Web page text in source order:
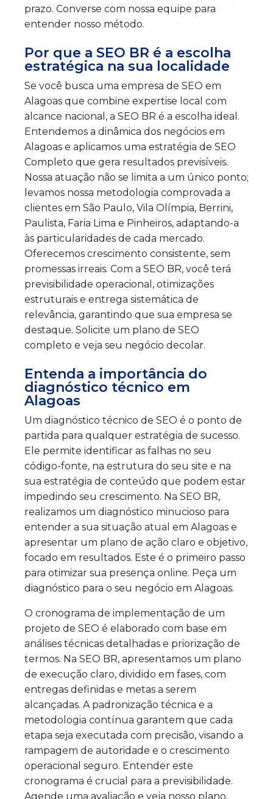
prazo. Converse com nossa equipe para
entender nosso método.
Por que a SEO BR é a escolha
estratégica na sua localidade
Se você busca uma empresa de SEO em
Alagoas que combine expertise local com
alcance nacional, a SEO BR é a escolha ideal.
Entendemos a dinâmica dos negócios em
Alagoas e aplicamos uma estratégia de SEO
Completo que gera resultados previsíveis.
Nossa atuação não se limita a um único ponto;
levamos nossa metodologia comprovada a
clientes em São Paulo, Vila Olímpia, Berrini,
Paulista, Faria Lima e Pinheiros, adaptando-a
às particularidades de cada mercado.
Oferecemos crescimento consistente, sem
promessas irreais. Com a SEO BR, você terá
previsibilidade operacional, otimizações
estruturais e entrega sistemática de
relevância, garantindo que sua empresa se
destaque. Solicite um plano de SEO
completo e veja seu negócio decolar.
Entenda a importância do
diagnóstico técnico em
Alagoas
Um diagnóstico técnico de SEO é o ponto de
partida para qualquer estratégia de sucesso.
Ele permite identificar as falhas no seu
código-fonte, na estrutura do seu site e na
sua estratégia de conteúdo que podem estar
impedindo seu crescimento. Na SEO BR,
realizamos um diagnóstico minucioso para
entender a sua situação atual em Alagoas e
apresentar um plano de ação claro e objetivo,
focado em resultados. Este é o primeiro passo
para otimizar sua presença online. Peça um
diagnóstico para o seu negócio em Alagoas.
O cronograma de implementação de um
projeto de SEO é elaborado com base em
análises técnicas detalhadas e priorização de
termos. Na SEO BR, apresentamos um plano
de execução claro, dividido em fases, com
entregas definidas e metas a serem
alcançadas. A padronização técnica e a
metodologia contínua garantem que cada
etapa seja executada com precisão, visando a
rampagem de autoridade e o crescimento
operacional seguro. Entender este
cronograma é crucial para a previsibilidade.
Agende uma avaliação e veja nosso plano.